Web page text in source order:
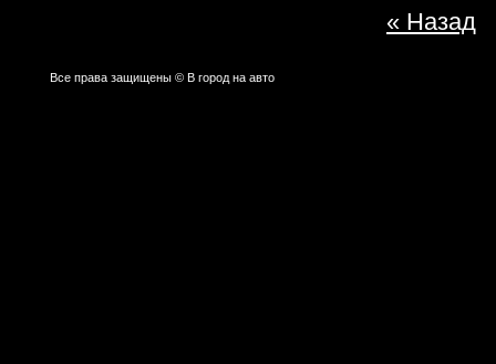
« Назад
Все права защищены © В город на авто